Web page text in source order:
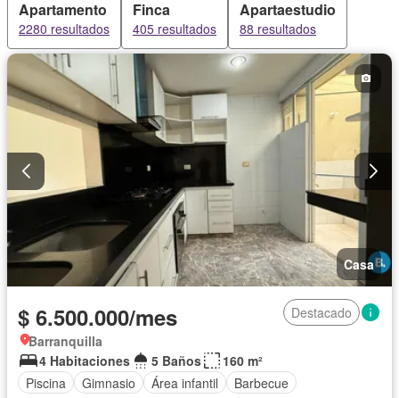
Apartamento
2280 resultados
Finca
405 resultados
Apartaestudio
88 resultados
Casa
$ 6.500.000/mes
Destacado
Barranquilla
4 Habitaciones
5 Baños
160 m²
Piscina
Gimnasio Área infantil Barbecue